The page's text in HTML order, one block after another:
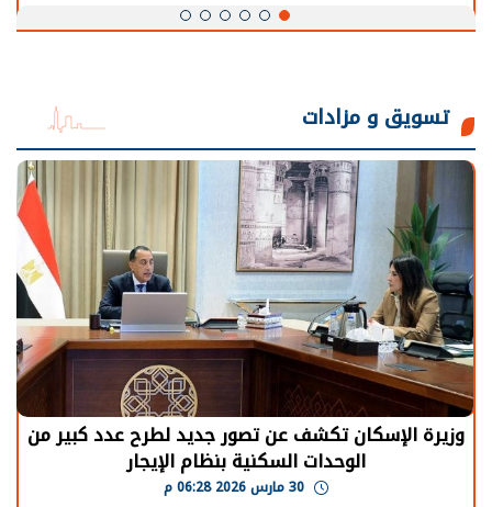
تسويق و مزادات
وزيرة الإسكان تكشف عن تصور جديد لطرح عدد كبير من
الوحدات السكنية بنظام الإيجار